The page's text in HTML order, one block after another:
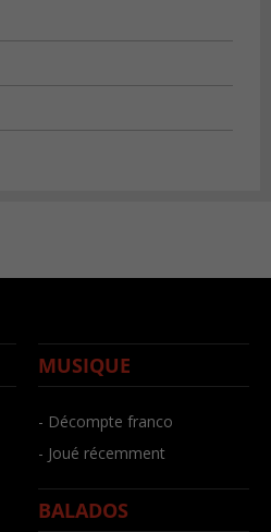
MUSIQUE
- Décompte franco
- Joué récemment
BALADOS